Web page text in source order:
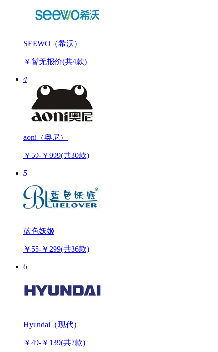
SEEWO（希沃）
￥暂无报价(共4款)
4
aoni（奥尼）
￥59-￥999(共30款)
5
蓝色妖姬
￥55-￥299(共36款)
6
Hyundai（现代）
￥49-￥139(共7款)